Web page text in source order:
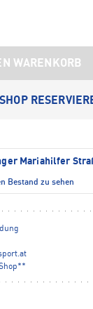
WARENKORB
Mariahilfer
Bestand zu sehen